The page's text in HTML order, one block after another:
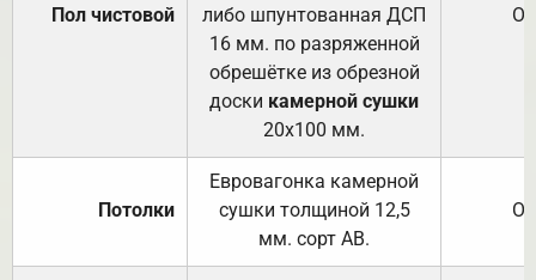
Пол чистовой
либо шпунтованная ДСП
16 мм. по разряженной
обрешётке из обрезной
доски камерной сушки
20х100 мм.
Потолки
Евровагонка камерной
сушки толщиной 12,5
мм. сорт АВ.